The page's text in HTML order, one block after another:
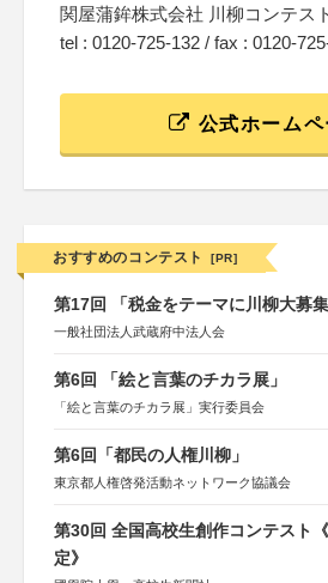
関屋蒲鉾株式会社 川柳コンテス
tel : 0120-725-132 / fax : 0120-
公式ホームペ
おすすめのコンテスト [PR]
第17回 「税金をテーマに川柳大募集
一般社団法人武蔵府中法人会
第6回 「絵と言葉のチカラ展」
「絵と言葉のチカラ展」実行委員会
第6回「都民の人権川柳」
東京都人権啓発活動ネットワーク協議会
第30回 全国高校生創作コンテスト
定》